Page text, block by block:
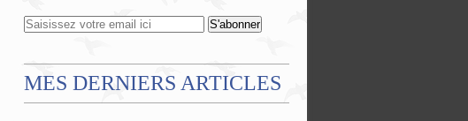
MES DERNIERS ARTICLES